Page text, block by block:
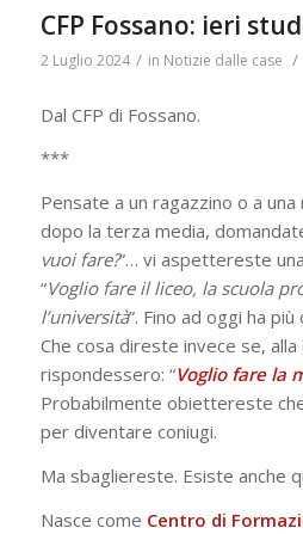
CFP Fossano: ieri
2 Luglio 2024 / in Notizie dalle case /
Dal CFP di Fossano.
***
Pensate a un ragazzino o a una
dopo la terza media,
vuoi fare?”… vi aspettereste
“Voglio fare il liceo, la scuola
l’università”. Fino ad oggi ha
Che cosa direste invece se,
rispondessero: “Voglio fare la
Probabilmente obiettereste
per diventare coniugi.
Ma sbagliereste. Esiste anche
Nasce come Centro di